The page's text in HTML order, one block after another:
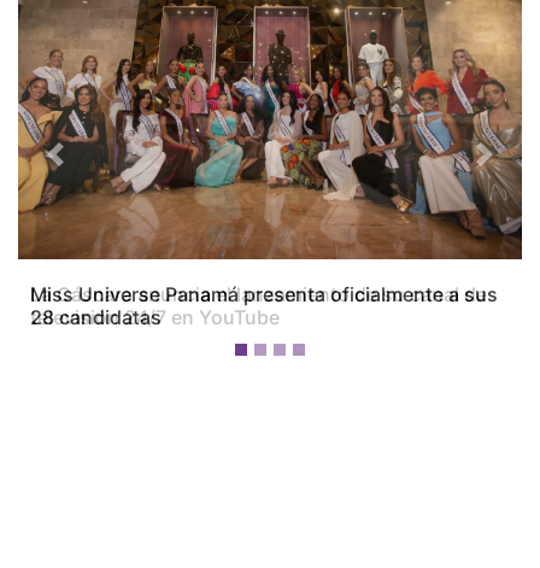
Miss Universe Panamá presenta oficialmente a sus
28 candidatas
Previous Next